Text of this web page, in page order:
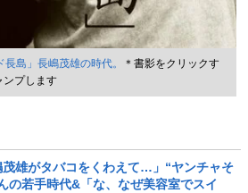
島」長嶋茂雄の時代。
＊書影をクリックす
ンプします
茂雄がタバコをくわえて…」“ヤンチャそ
の若手時代&「な、なぜ美容室でスイ